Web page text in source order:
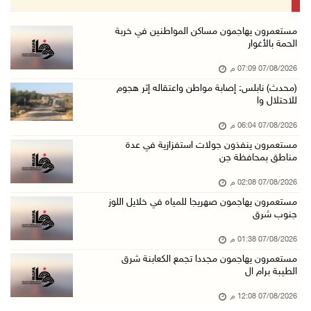
أمين عام الجامعة العربية يحذر من نهج إسرائيل ...
مستعمرون يهاجمون صهريجا للمياه في خلايل اللوز ...
مستعمرون يهاجمون مجددا تجمع الكعابنة شرق الطي ...
أسعار النفط تواصل الصعود وسط مخاوف بشأن مستقب ...
07/آب/2026 10:25 ص
الذهب يتجه لأفضل أداء أسبوعي منذ كانون الثاني
07/آب/2026 09:06 ص
مستعمرون بحماية قوات الاحتلال يقتحمون برك سلي ...
مستعمرون يهاجمون مساكن المواطنين في خربة
الحمة بالأغوار
07/08/2026 07:09 م
(محدث) نابلس: إصابة مواطن واعتقاله إثر هجوم
للاحتلال وا
07/08/2026 06:04 م
مستعمرون ينفذون جولات استفزازية في عدة
مناطق بمحافظة جن
07/08/2026 02:08 م
مستعمرون يهاجمون صهريجا للمياه في خلايل اللوز
جنوب شرق
07/08/2026 01:38 م
مستعمرون يهاجمون مجددا تجمع الكعابنة شرق
الطيبة برام ال
07/08/2026 12:08 م